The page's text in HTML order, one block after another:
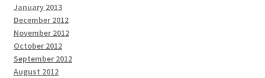
January 2013
December 2012
November 2012
October 2012
September 2012
August 2012